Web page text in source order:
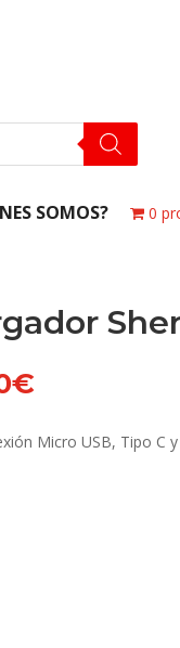
SOMOS? 0
€
Micro USB, Tipo C